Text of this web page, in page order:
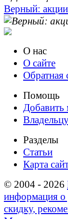
Верный:
О нас
О сайте
Обратная
Помощь
Добавить
Разделы
Статьи
Карта
© 2004 - 2026
информация о
скидку,